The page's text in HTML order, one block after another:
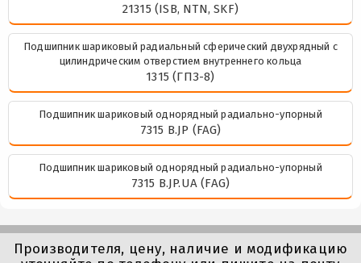
21315 (ISB, NTN, SKF)
Подшипник шариковый радиальный сферический двухрядный с
цилиндрическим отверстием внутреннего кольца
1315 (ГПЗ-8)
Подшипник шариковый однорядный радиально-упорный
7315 B.JP (FAG)
Подшипник шариковый однорядный радиально-упорный
7315 B.JP.UA (FAG)
Производителя, цену, наличие и модификацию